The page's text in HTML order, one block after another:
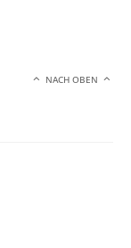
NACH OBEN